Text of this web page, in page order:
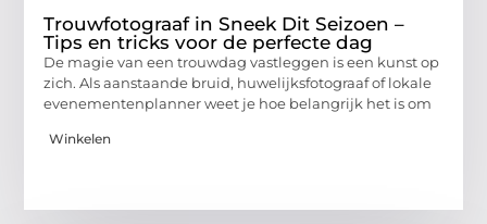
Trouwfotograaf in Sneek Dit Seizoen –
Tips en tricks voor de perfecte dag
De magie van een trouwdag vastleggen is een kunst op
zich. Als aanstaande bruid, huwelijksfotograaf of lokale
evenementenplanner weet je hoe belangrijk het is om
Winkelen